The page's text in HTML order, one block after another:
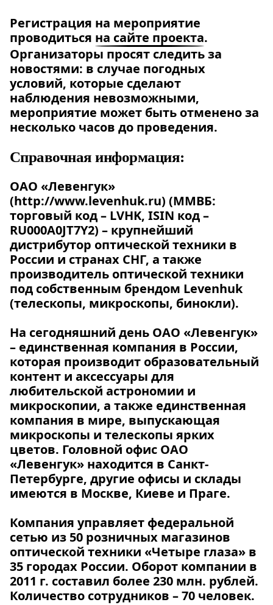
Регистрация на мероприятие
проводиться на сайте проекта.
Организаторы просят следить за
новостями: в случае погодных
условий, которые сделают
наблюдения невозможными,
мероприятие может быть отменено за
несколько часов до проведения.
Справочная информация:
ОАО «Левенгук»
(http://www.levenhuk.ru) (ММВБ:
торговый код – LVHK, ISIN код –
RU000A0JT7Y2) – крупнейший
дистрибутор оптической техники в
России и странах СНГ, а также
производитель оптической техники
под собственным брендом Levenhuk
(телескопы, микроскопы, бинокли).
На сегодняшний день ОАО «Левенгук»
– единственная компания в России,
которая производит образовательный
контент и аксессуары для
любительской астрономии и
микроскопии, а также единственная
компания в мире, выпускающая
микроскопы и телескопы ярких
цветов. Головной офис ОАО
«Левенгук» находится в Санкт-
Петербурге, другие офисы и склады
имеются в Москве, Киеве и Праге.
Компания управляет федеральной
сетью из 50 розничных магазинов
оптической техники «Четыре глаза» в
35 городах России. Оборот компании в
2011 г. составил более 230 млн. рублей.
Количество сотрудников – 70 человек.